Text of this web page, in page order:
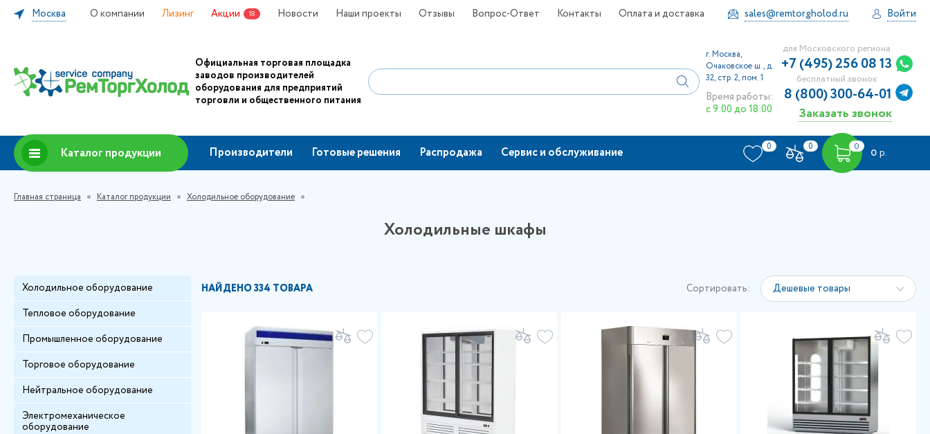
Москва О компании Лизинг Акции 18 Новости Наши проекты Отзывы Вопрос-Ответ Контакты Оплата и доставка sales@remtorgholod.ru Войти
Официальная торговая площадка
заводов производителей
оборудования для предприятий
торговли и общественного питания
г. Москва,
Очаковское ш., д.
32, стр. 2, пом. 1
Время работы:
с 9:00 до 18:00
для Московского региона
+7 (495) 256 08 13
бесплатный звонок
8 (800) 300-64-01
Заказать звонок
Каталог продукции Производители Готовые решения Распродажа Сервис и обслуживание 0 0 0
0 р.
Главная страница Каталог продукции Холодильное оборудование
Холодильные шкафы
Холодильное оборудование
Тепловое оборудование
Промышленное оборудование
Торговое оборудование
Нейтральное оборудование
Электромеханическое
оборудование
НАЙДЕНО334 ТОВАРА Сортировать: Дешевые товары